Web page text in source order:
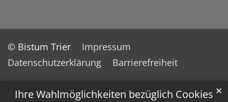
Ihre Wahlmöglichkeiten bezüglich Cookies ✕
© Bistum Trier
Impressum
Datenschutzerklärung
Barrierefreiheit